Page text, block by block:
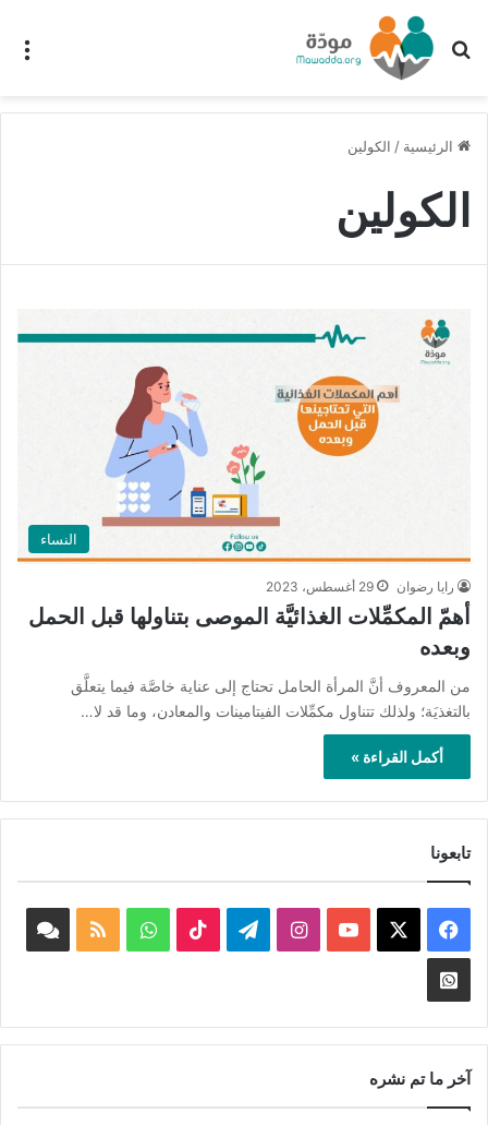
بحث عن
الرئيسية / الكولين
الكولين
النساء
رايا رضوان 29 أغسطس، 2023
أهمّ المكمِّلات الغذائيَّة الموصى بتناولها قبل الحمل
وبعده
من المعروف أنَّ المرأة الحامل تحتاج إلى عناية خاصَّة فيما يتعلَّق
بالتغذيَة؛ ولذلك تتناول مكمِّلات الفيتامينات والمعادن، وما قد لا…
أكمل القراءة »
تابعونا
فيسبوك ‫YouTubeانستقرامتيلقرام ‫TikTokواتسابملخص
Whatsapp
Channel
آخر ما تم نشره